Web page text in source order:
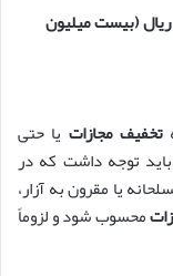
(بیست میلیون
تخفیف مجازات یا حتی
توجه داشت که در
یا مقرون به آزار،
محسوب شود و لزوماً